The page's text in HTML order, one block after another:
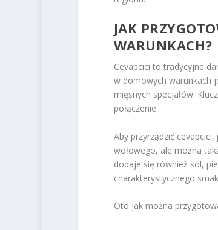
JAK
WARUNKACH?
Cevapcici to tradycyjne
w domowych warunkach
mięsnych specjałów.
połączenie.
Aby przyrządzić
wołowego, ale można
dodaje się również sól,
charakterystycznego
Oto jak można